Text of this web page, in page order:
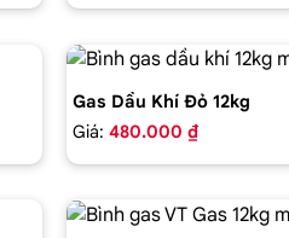
Gas Dầu Khí Đỏ 12kg
Giá: 480.000 ₫